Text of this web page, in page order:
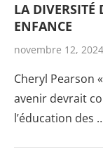
LA DIVERSITÉ
ENFANCE
novembre 12, 2024
Cheryl Pearson
avenir devrait
l’éducation des